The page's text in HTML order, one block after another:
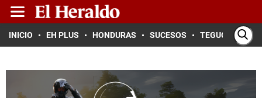
INICIO EH PLUS HONDURAS SUCESOS TEGUCIGALPA